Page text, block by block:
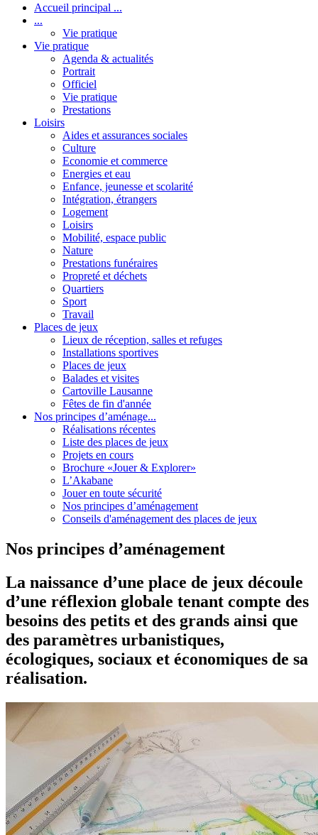
Accueil principal ...
...
Vie pratique
Vie pratique
Agenda & actualités
Portrait
Officiel
Vie pratique
Prestations
Loisirs
Aides et assurances sociales
Culture
Economie et commerce
Energies et eau
Enfance, jeunesse et scolarité
Intégration, étrangers
Logement
Loisirs
Mobilité, espace public
Nature
Prestations funéraires
Propreté et déchets
Quartiers
Sport
Travail
Places de jeux
Lieux de réception, salles et refuges
Installations sportives
Places de jeux
Balades et visites
Cartoville Lausanne
Fêtes de fin d'année
Nos principes d’aménage...
Réalisations récentes
Liste des places de jeux
Projets en cours
Brochure «Jouer & Explorer»
L’Akabane
Jouer en toute sécurité
Nos principes d’aménagement
Conseils d'aménagement des places de jeux
Nos principes d’aménagement
La naissance d’une place de jeux découle
d’une réflexion globale tenant compte des
besoins des petits et des grands ainsi que
des paramètres urbanistiques,
écologiques, sociaux et économiques de sa
réalisation.